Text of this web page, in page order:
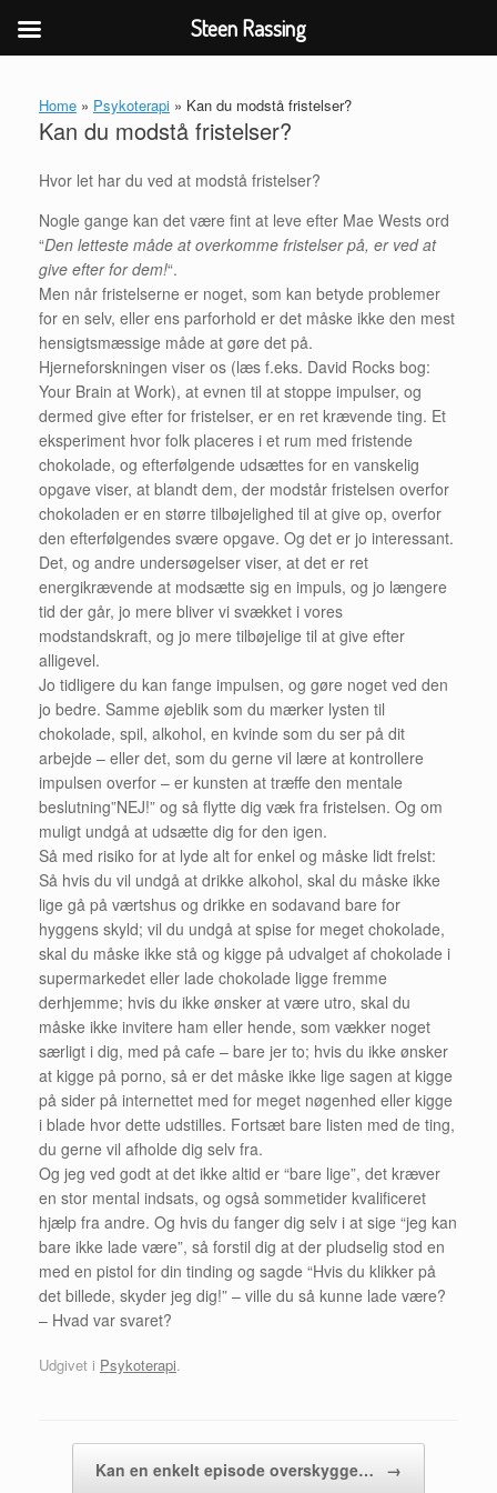
indholdHome » Psykoterapi » Kan du modstå fristelser?
Kan du modstå fristelser?
Hvor let har du ved at modstå fristelser?
Nogle gange kan det være fint at leve efter Mae Wests ord
“Den letteste måde at overkomme fristelser på, er ved at
give efter for dem!“.
Men når fristelserne er noget, som kan betyde problemer
for en selv, eller ens parforhold er det måske ikke den mest
hensigtsmæssige måde at gøre det på.
Hjerneforskningen viser os (læs f.eks. David Rocks bog:
Your Brain at Work), at evnen til at stoppe impulser, og
dermed give efter for fristelser, er en ret krævende ting. Et
eksperiment hvor folk placeres i et rum med fristende
chokolade, og efterfølgende udsættes for en vanskelig
opgave viser, at blandt dem, der modstår fristelsen overfor
chokoladen er en større tilbøjelighed til at give op, overfor
den efterfølgendes svære opgave. Og det er jo interessant.
Det, og andre undersøgelser viser, at det er ret
energikrævende at modsætte sig en impuls, og jo længere
tid der går, jo mere bliver vi svækket i vores
modstandskraft, og jo mere tilbøjelige til at give efter
alligevel.
Jo tidligere du kan fange impulsen, og gøre noget ved den
jo bedre. Samme øjeblik som du mærker lysten til
chokolade, spil, alkohol, en kvinde som du ser på dit
arbejde – eller det, som du gerne vil lære at kontrollere
impulsen overfor – er kunsten at træffe den mentale
beslutning”NEJ!” og så flytte dig væk fra fristelsen. Og om
muligt undgå at udsætte dig for den igen.
Så med risiko for at lyde alt for enkel og måske lidt frelst:
Så hvis du vil undgå at drikke alkohol, skal du måske ikke
lige gå på værtshus og drikke en sodavand bare for
hyggens skyld; vil du undgå at spise for meget chokolade,
skal du måske ikke stå og kigge på udvalget af chokolade i
supermarkedet eller lade chokolade ligge fremme
derhjemme; hvis du ikke ønsker at være utro, skal du
måske ikke invitere ham eller hende, som vækker noget
særligt i dig, med på cafe – bare jer to; hvis du ikke ønsker
at kigge på porno, så er det måske ikke lige sagen at kigge
på sider på internettet med for meget nøgenhed eller kigge
i blade hvor dette udstilles. Fortsæt bare listen med de ting,
du gerne vil afholde dig selv fra.
Og jeg ved godt at det ikke altid er “bare lige”, det kræver
en stor mental indsats, og også sommetider kvalificeret
hjælp fra andre. Og hvis du fanger dig selv i at sige “jeg kan
bare ikke lade være”, så forstil dig at der pludselig stod en
med en pistol for din tinding og sagde “Hvis du klikker på
det billede, skyder jeg dig!” – ville du så kunne lade være?
– Hvad var svaret?
Udgivet i Psykoterapi.
Kan en enkelt episode overskygge… →
Steen Rassing